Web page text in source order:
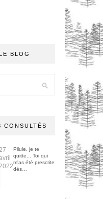
BLOG
CONSULTÉS
27
2022
Pilule, je te
quitte... Toi qui
m'as été prescrite
dès…